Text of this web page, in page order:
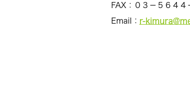
FAX：０３－５６４
Email： r-